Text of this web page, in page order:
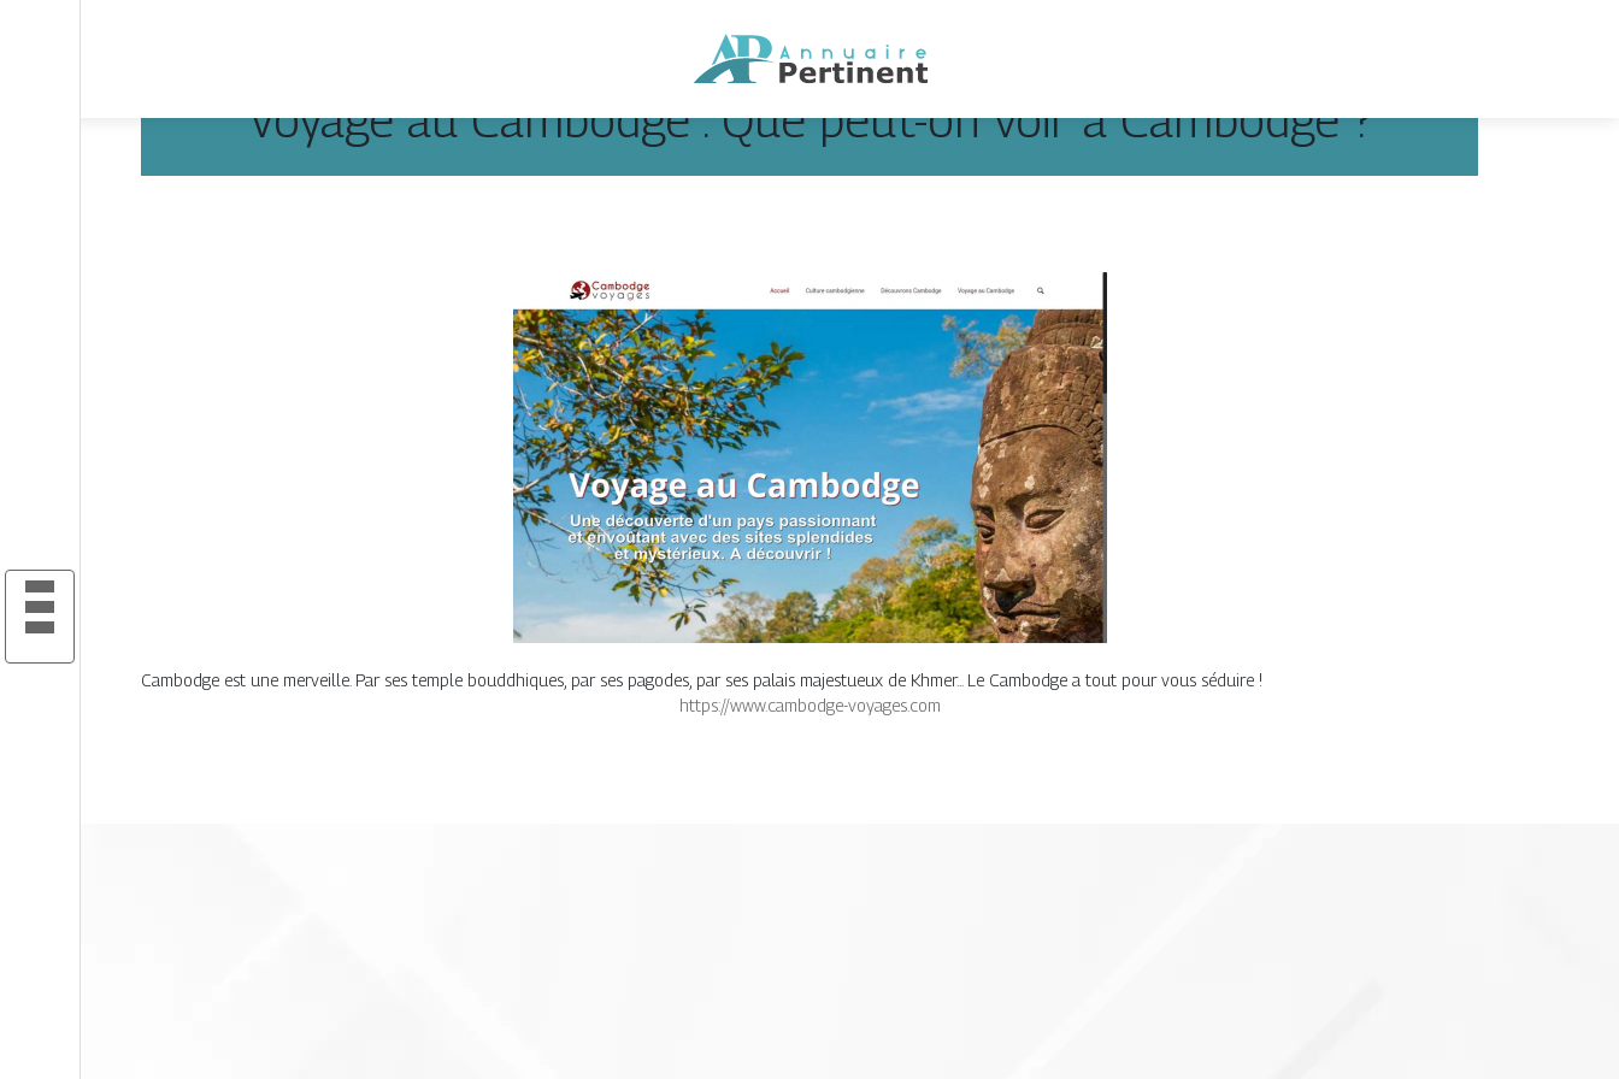
Voyage au Cambodge : Que peut-on voir à Cambodge ?
Cambodge est une merveille. Par ses temple bouddhiques, par ses pagodes, par ses palais majestueux de Khmer... Le Cambodge a tout pour vous séduire !
https://www.cambodge-voyages.com